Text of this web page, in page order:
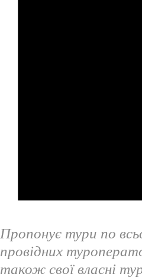
Пропонує тури по
провідних
також свої власні